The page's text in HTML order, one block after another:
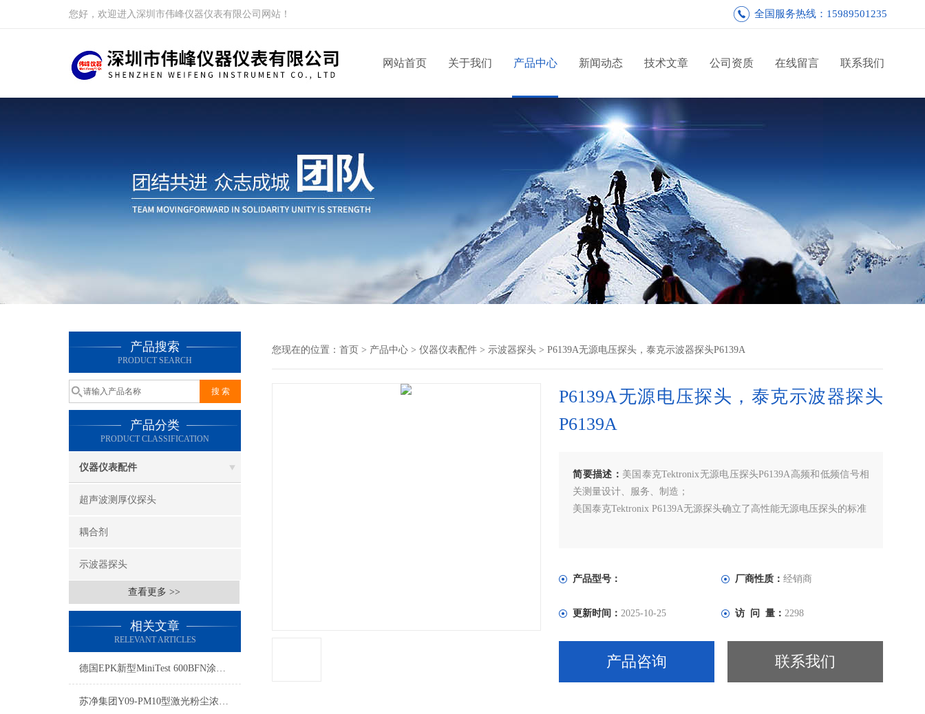
您好，欢迎进入深圳市伟峰仪器仪表有限公司网站！ 全国服务热线：15989501235
网站首页 关于我们 产品中心 新闻动态 技术文章 公司资质 在线留言 联系我们
产品搜索
PRODUCT SEARCH
产品分类
PRODUCT CLASSIFICATION
仪器仪表配件
超声波测厚仪探头
耦合剂
示波器探头
查看更多 >>
相关文章
RELEVANT ARTICLES
德国EPK新型MiniTest 600BFN涂层测厚仪
苏净集团Y09-PM10型激光粉尘浓度测试仪
您现在的位置： 首页 > 产品中心 > 仪器仪表配件 > 示波器探头 > P6139A无源电压探头，泰克示波器探头P6139A
P6139A无源电压探头，泰克示波器探头
P6139A
简要描述： 美国泰克Tektronix无源电压探头P6139A高频和低频信号相
关测量设计、服务、制造；
美国泰克Tektronix P6139A无源探头确立了高性能无源电压探头的标准
产品型号： 厂商性质： 经销商
更新时间：2025-10-25 访 问 量： 2298
产品咨询 联系我们